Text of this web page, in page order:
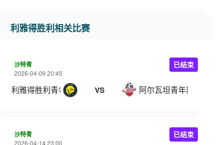
利雅得胜利相关比赛
沙特青
2026-04-09 20:45
利雅得胜利青年队 VS 阿尔瓦坦青年队
已结束
沙特青
2026-04-14 23:00
已结束